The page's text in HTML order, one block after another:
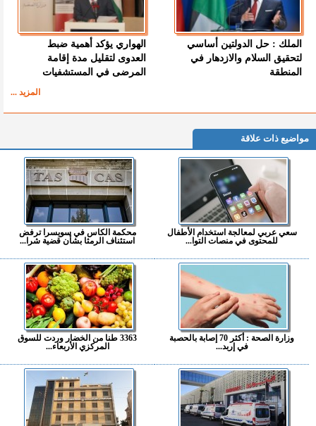
الملك : حل الدولتين أساسي
لتحقيق السلام والازدهار في
المنطقة
الهواري يؤكد أهمية ضبط
العدوى لتقليل مدة إقامة
المرضى في المستشفيات
المزيد ...
مواضيع ذات علاقة
سعي عربي لمعالجة استخدام الأطفال
للمحتوى في منصات التوا...
محكمة الكاس في سويسرا ترفض
استئناف الرمثا بشأن قضية شرا...
وزارة الصحة : أكثر 70 إصابة بالحصبة
في إربد...
3363 طنا من الخضار وردت للسوق
المركزي الأربعاء...